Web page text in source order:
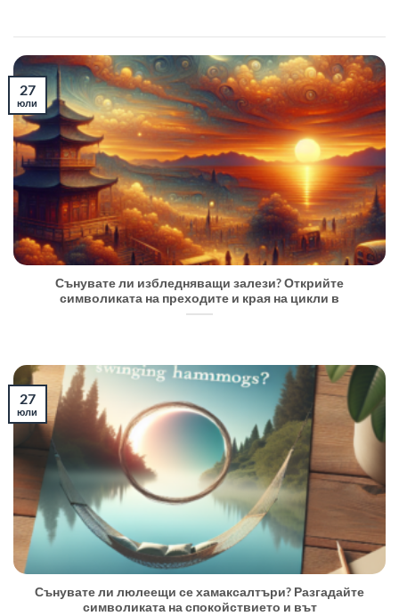
Сънувате ли избледняващи залези? Открийте
символиката на преходите и края на цикли в
27
юли
Сънувате ли люлеещи се хамаксалтъри? Разгадайте
символиката на спокойствието и вът
27
юли